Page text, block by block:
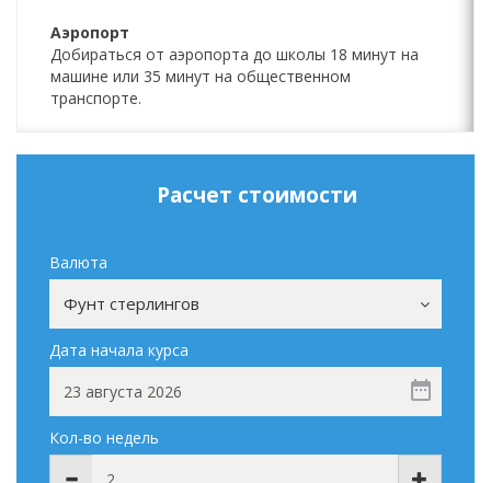
Аэропорт
Добираться от аэропорта до школы 18 минут на
машине или 35 минут на общественном
транспорте.
Расчет стоимости
Валюта
Фунт стерлингов
Дата начала курса
Кол-во недель